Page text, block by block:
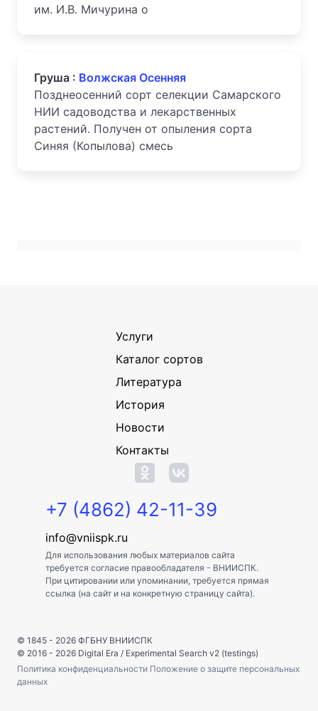
им. И.В. Мичурина о
Груша : Волжская Осенняя
Позднеосенний сорт селекции Самарского
НИИ садоводства и лекарственных
растений. Получен от опыления сорта
Синяя (Копылова) смесь
Услуги
Каталог сортов
Литература
История
Новости
Контакты
+7 (4862) 42-11-39
info@vniispk.ru
Для использования любых материалов сайта
требуется согласие правообладателя - ВНИИСПК.
При цитировании или упоминании, требуется прямая
ссылка (на сайт и на конкретную страницу сайта).
© 1845 - 2026 ФГБНУ ВНИИСПК
© 2016 - 2026 Digital Era / Experimental Search v2 (testings)
Политика конфиденциальности Положение о защите персональных
данных